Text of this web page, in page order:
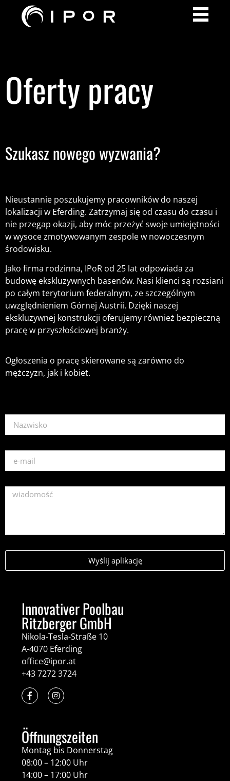
Oferty pracy
Szukasz nowego wyzwania?
Nieustannie poszukujemy pracowników do naszej
lokalizacji w Eferding. Zatrzymaj się od czasu do czasu i
nie przegap okazji, aby móc przeżyć swoje umiejętności
w wysoce zmotywowanym zespole w nowoczesnym
środowisku.
Jako firma rodzinna, IPoR od 25 lat odpowiada za
budowę ekskluzywnych basenów. Nasi klienci są rozsiani
po całym terytorium federalnym, ze szczególnym
uwzględnieniem Górnej Austrii. Dzięki naszej
ekskluzywnej konstrukcji oferujemy również bezpieczną
pracę w przyszłościowej branży.
Ogłoszenia o pracę skierowane są zarówno do
mężczyzn, jak i kobiet.
Wyślij aplikację
Innovativer Poolbau
Ritzberger GmbH
Nikola-Tesla-Straße 10
A-4070 Eferding
office@ipor.at
+43 7272 3724
Öffnungszeiten
Montag bis Donnerstag
08:00 – 12:00 Uhr
14:00 – 17:00 Uhr